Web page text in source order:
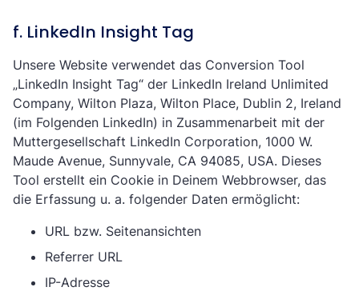
f. LinkedIn Insight Tag
Unsere Website verwendet das Conversion Tool
„LinkedIn Insight Tag“ der LinkedIn Ireland Unlimited
Company, Wilton Plaza, Wilton Place, Dublin 2, Ireland
(im Folgenden LinkedIn) in Zusammenarbeit mit der
Muttergesellschaft LinkedIn Corporation, 1000 W.
Maude Avenue, Sunnyvale, CA 94085, USA. Dieses
Tool erstellt ein Cookie in Deinem Webbrowser, das
die Erfassung u. a. folgender Daten ermöglicht:
URL bzw. Seitenansichten
Referrer URL
IP-Adresse